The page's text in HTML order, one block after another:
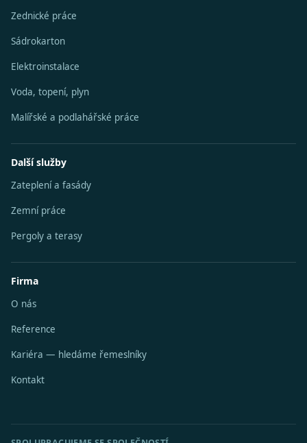
Zednické práce
Sádrokarton
Elektroinstalace
Voda, topení, plyn
Malířské a podlahářské práce
Další služby
Zateplení a fasády
Zemní práce
Pergoly a terasy
Firma
O nás
Reference
Kariéra — hledáme řemeslníky
Kontakt